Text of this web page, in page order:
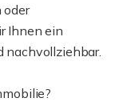
Ihnen ein
nachvollziehbar.